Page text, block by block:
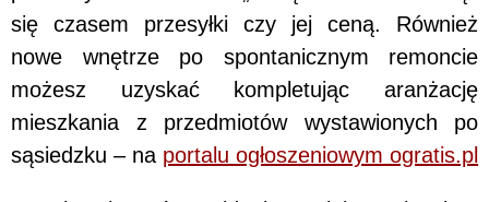
się czasem przesyłki czy jej ceną. Również
nowe wnętrze po spontanicznym remoncie
możesz uzyskać kompletując aranżację
mieszkania z przedmiotów wystawionych po
sąsiedzku – na portalu ogłoszeniowym ogratis.pl